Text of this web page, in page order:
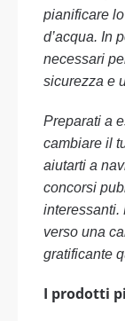
pianificare
d’acqua. In
necessari
sicurezza e
Preparati a
cambiare il
aiutarti a
concorsi
interessanti.
verso una
gratificante
I prodotti